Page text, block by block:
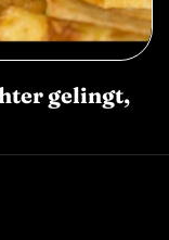
gelingt,